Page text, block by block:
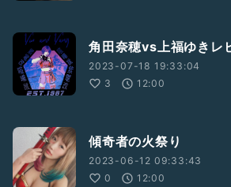
角田奈穂vs上福ゆきレ
2023-07-18 19:33:04
3
12:00
傾奇者の火祭り
2023-06-12 09:33:43
0
12:00